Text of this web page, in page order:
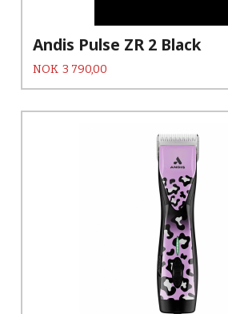
Andis Pulse ZR 2 Black
Pris
NOK 3 790,00